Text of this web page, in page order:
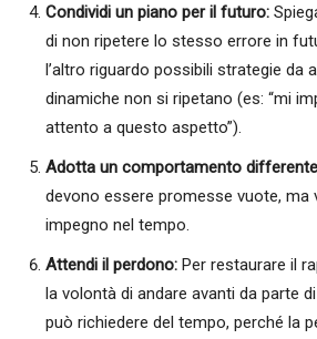
Condividi un piano per il futuro:
di non ripetere lo stesso errore in
l’altro riguardo possibili strategie da
dinamiche non si ripetano (es: “mi
attento a questo aspetto”).
Adotta un comportamento
devono essere promesse vuote, ma
impegno nel tempo.
Attendi il perdono: Per restaurare il
la volontà di andare avanti da parte
può richiedere del tempo, perché la